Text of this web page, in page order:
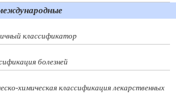
классификатор
болезней
химическая классификация лекарственных